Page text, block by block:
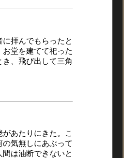
拝んでもらったと
堂を建てて祀った
、飛び出して三角
あたりにきた。こ
気無しにあぶって
は油断できないと